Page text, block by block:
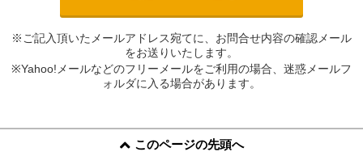
※ご記入頂いたメールアドレス宛てに、お問合せ内容の確認メール
をお送りいたします。
※Yahoo!メールなどのフリーメールをご利用の場合、迷惑メールフ
ォルダに入る場合があります。
このページの先頭へ